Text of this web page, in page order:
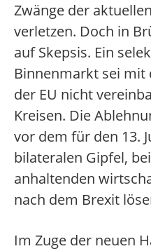
Zwänge der
verletzen. Doch in
auf Skepsis. Ein
Binnenmarkt sei mit
der EU nicht
Kreisen. Die
vor dem für den 13.
bilateralen Gipfel,
anhaltenden
nach dem Brexit
Im Zuge der neuen